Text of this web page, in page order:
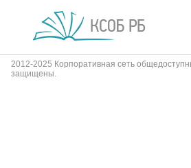
2012-2025 Корпоративная сеть
защищены.